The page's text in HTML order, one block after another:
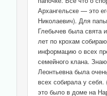
Архангельске — это
Николаевич). Для
Глебычев была свята
лет по крохам
информацию о всех
семейного клана.
Леонтьевна была
всех собирала у
это было в доме на